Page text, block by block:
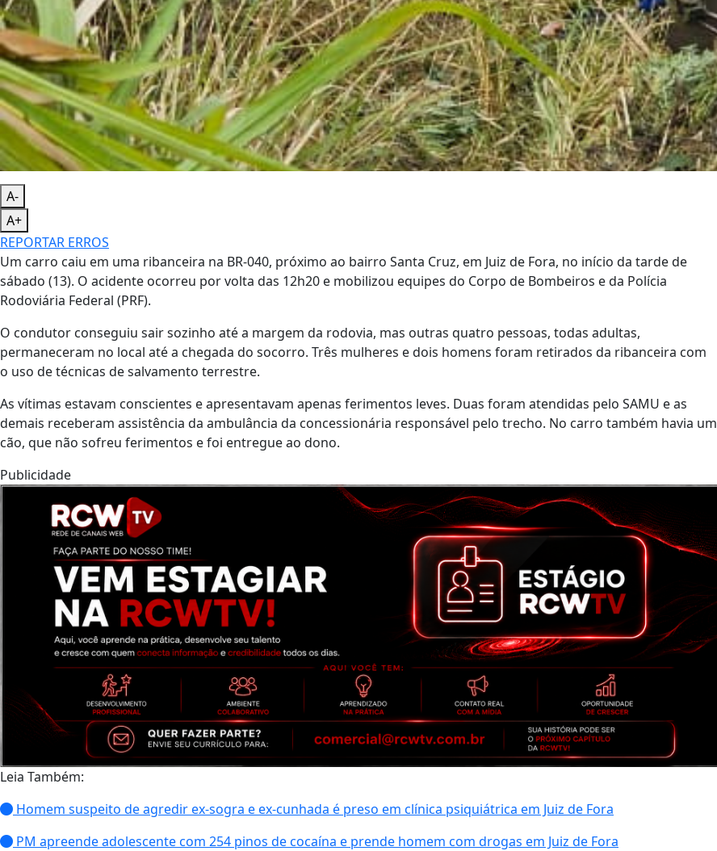
A-
A+
REPORTAR ERROS
Um carro caiu em uma ribanceira na BR-040, próximo ao bairro Santa Cruz, em Juiz de Fora, no início da tarde de
sábado (13). O acidente ocorreu por volta das 12h20 e mobilizou equipes do Corpo de Bombeiros e da Polícia
Rodoviária Federal (PRF).
O condutor conseguiu sair sozinho até a margem da rodovia, mas outras quatro pessoas, todas adultas,
permaneceram no local até a chegada do socorro. Três mulheres e dois homens foram retirados da ribanceira com
o uso de técnicas de salvamento terrestre.
As vítimas estavam conscientes e apresentavam apenas ferimentos leves. Duas foram atendidas pelo SAMU e as
demais receberam assistência da ambulância da concessionária responsável pelo trecho. No carro também havia um
cão, que não sofreu ferimentos e foi entregue ao dono.
Publicidade
Leia Também:
Homem suspeito de agredir ex-sogra e ex-cunhada é preso em clínica psiquiátrica em Juiz de Fora
PM apreende adolescente com 254 pinos de cocaína e prende homem com drogas em Juiz de Fora